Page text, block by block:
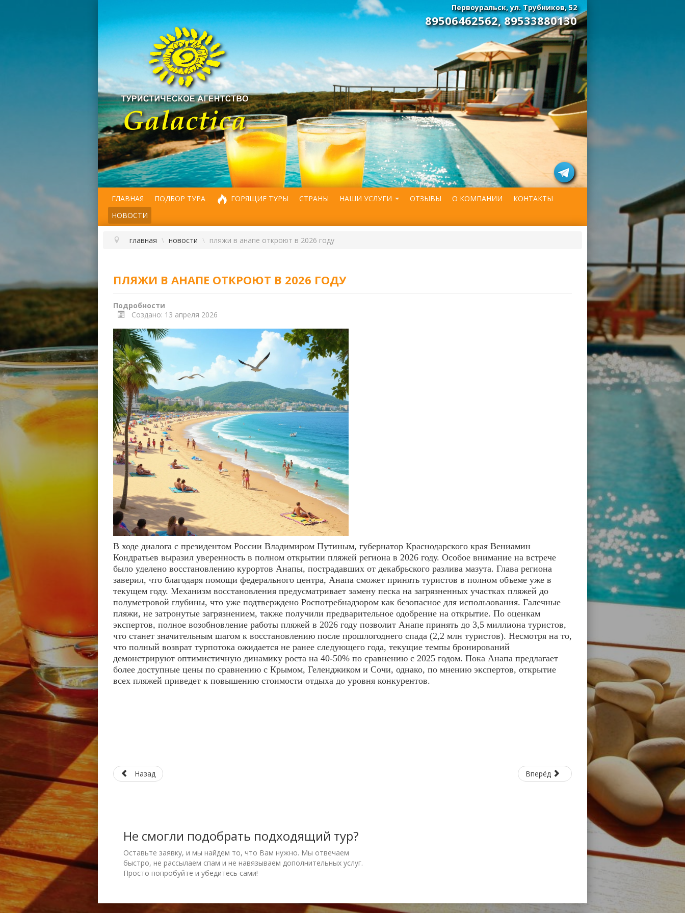
Первоуральск, ул. Трубников, 52
89506462562,89533880130
ГЛАВНАЯ ПОДБОР ТУРА ГОРЯЩИЕ ТУРЫ СТРАНЫ НАШИ УСЛУГИ ОТЗЫВЫ О КОМПАНИИ
КОНТАКТЫ
НОВОСТИ
главная \ новости \ пляжи в анапе откроют в 2026 году
ПЛЯЖИ В АНАПЕ ОТКРОЮТ В 2026 ГОДУ
Подробности
Создано: 13 апреля 2026
В ходе диалога с президентом России Владимиром Путиным, губернатор Краснодарского края Вениамин
Кондратьев выразил уверенность в полном открытии пляжей региона в 2026 году. Особое внимание на встрече
было уделено восстановлению курортов Анапы, пострадавших от декабрьского разлива мазута. Глава региона
заверил, что благодаря помощи федерального центра, Анапа сможет принять туристов в полном объеме уже в
текущем году. Механизм восстановления предусматривает замену песка на загрязненных участках пляжей до
полуметровой глубины, что уже подтверждено Роспотребнадзором как безопасное для использования. Галечные
пляжи, не затронутые загрязнением, также получили предварительное одобрение на открытие. По оценкам
экспертов, полное возобновление работы пляжей в 2026 году позволит Анапе принять до 3,5 миллиона туристов,
что станет значительным шагом к восстановлению после прошлогоднего спада (2,2 млн туристов). Несмотря на то,
что полный возврат турпотока ожидается не ранее следующего года, текущие темпы бронирований
демонстрируют оптимистичную динамику роста на 40-50% по сравнению с 2025 годом. Пока Анапа предлагает
более доступные цены по сравнению с Крымом, Геленджиком и Сочи, однако, по мнению экспертов, открытие
всех пляжей приведет к повышению стоимости отдыха до уровня конкурентов.
Назад Вперёд
Не смогли подобрать подходящий тур?
Оставьте заявку, и мы найдем то, что Вам нужно. Мы отвечаем
быстро, не рассылаем спам и не навязываем дополнительных услуг.
Просто попробуйте и убедитесь сами!